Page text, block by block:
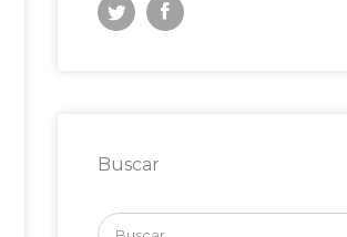
Buscar
Buscar